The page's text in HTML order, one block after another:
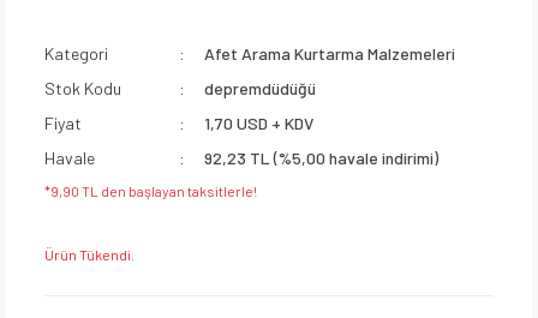
Kategori
Afet Arama Kurtarma Malzemeleri
Stok Kodu
depremdüdüğü
Fiyat
1,70 USD + KDV
Havale
92,23 TL (%5,00 havale indirimi)
*9,90 TL den başlayan taksitlerle!
Ürün Tükendi.